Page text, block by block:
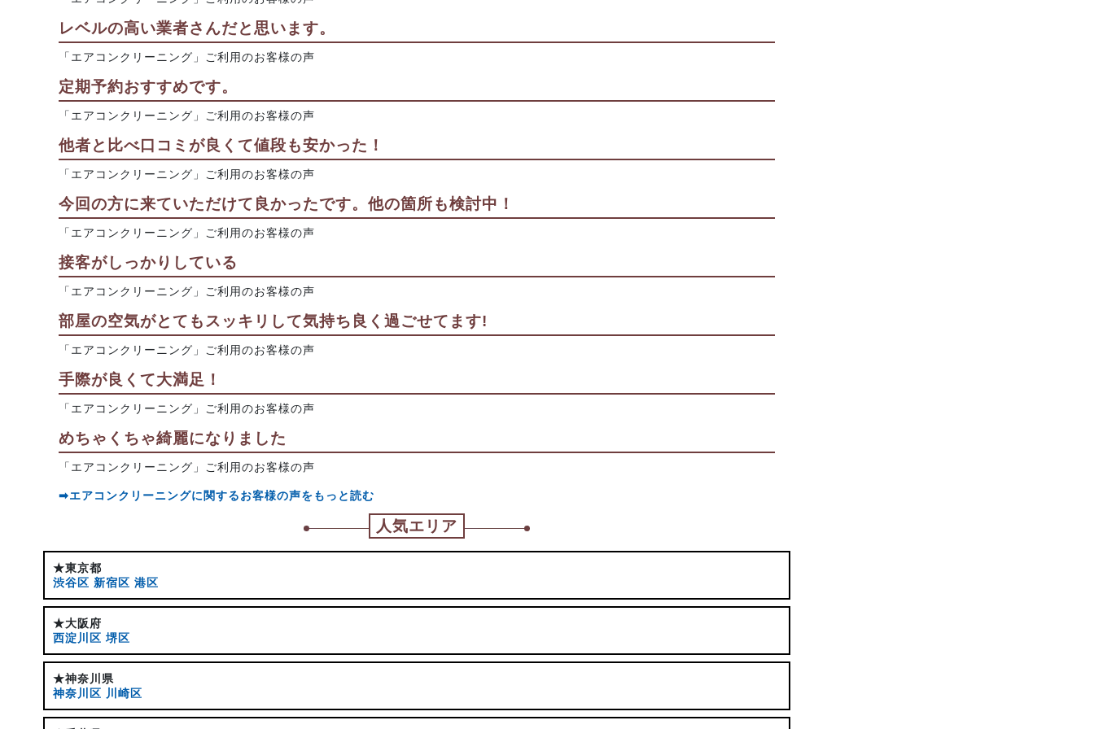
レベルの高い業者さんだと思います。
「エアコンクリーニング」ご利用のお客様の声
定期予約おすすめです。
「エアコンクリーニング」ご利用のお客様の声
他者と比べ口コミが良くて値段も安かった！
「エアコンクリーニング」ご利用のお客様の声
今回の方に来ていただけて良かったです。他の箇所も検討中！
「エアコンクリーニング」ご利用のお客様の声
接客がしっかりしている
「エアコンクリーニング」ご利用のお客様の声
部屋の空気がとてもスッキリして気持ち良く過ごせてます!
「エアコンクリーニング」ご利用のお客様の声
手際が良くて大満足！
「エアコンクリーニング」ご利用のお客様の声
めちゃくちゃ綺麗になりました
「エアコンクリーニング」ご利用のお客様の声
➡エアコンクリーニングに関するお客様の声をもっと読む
人気エリア
★東京都
渋谷区 新宿区 港区
★大阪府
西淀川区 堺区
★神奈川県
神奈川区 川崎区